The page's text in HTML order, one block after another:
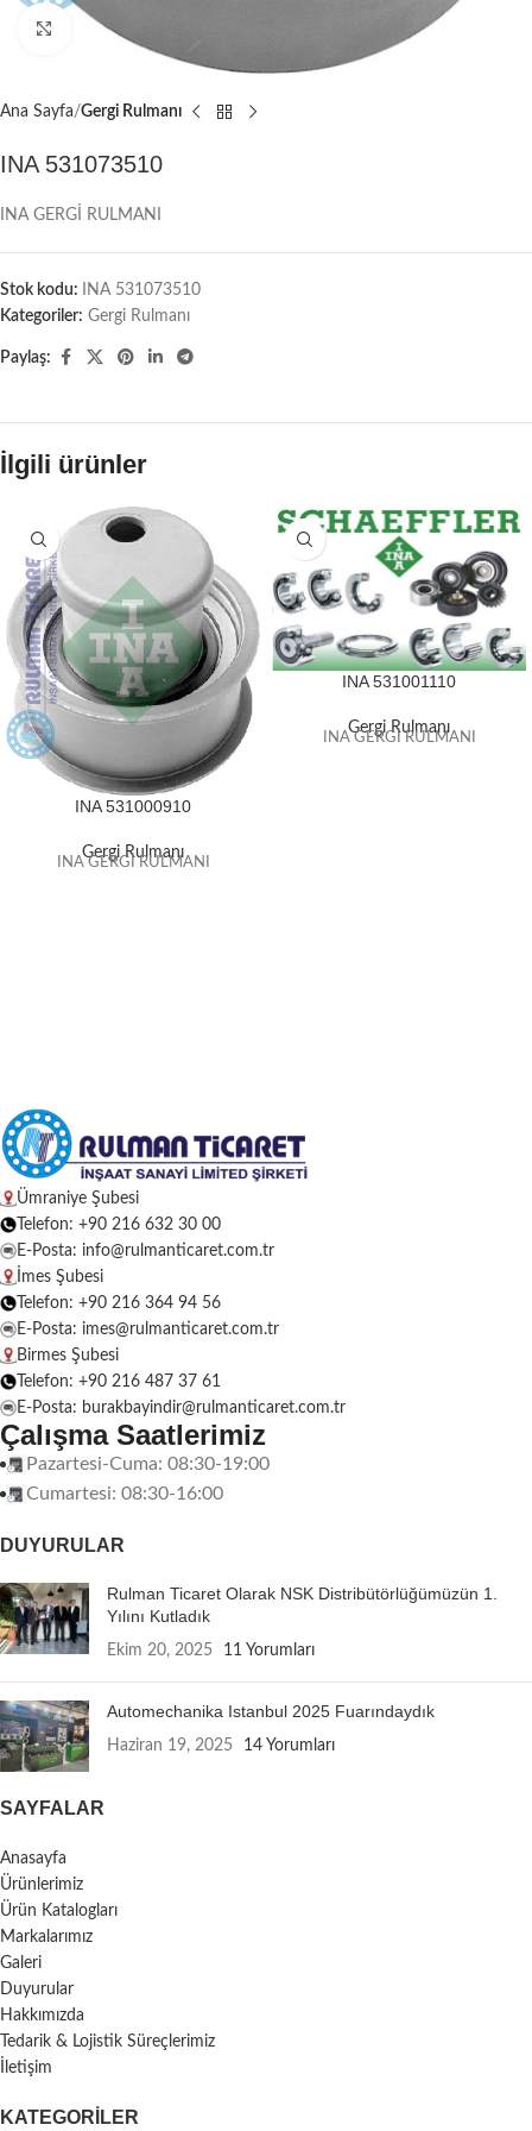
Büyütmek için tıklayın
Ana Sayfa Gergi Rulmanı
INA 531073510
INA GERGİ RULMANI
Stok kodu:
INA 531073510
Kategoriler: Gergi Rulmanı
Paylaş:
İlgili ürünler
INA 531000910
Gergi Rulmanı
INA GERGİ RULMANI
INA 531001110
Gergi Rulmanı
INA GERGİ RULMANI
Ümraniye Şubesi
Telefon: +90 216 632 30 00
E-Posta: info@rulmanticaret.com.tr
İmes Şubesi
Telefon: +90 216 364 94 56
E-Posta: imes@rulmanticaret.com.tr
Birmes Şubesi
Telefon: +90 216 487 37 61
E-Posta: burakbayindir@rulmanticaret.com.tr
Çalışma Saatlerimiz
Pazartesi-Cuma: 08:30-19:00
Cumartesi: 08:30-16:00
DUYURULAR
Rulman Ticaret Olarak NSK Distribütörlüğümüzün 1.
Yılını Kutladık
Ekim 20, 2025 11 Yorumları
Automechanika Istanbul 2025 Fuarındaydık
Haziran 19, 2025 14 Yorumları
SAYFALAR
Anasayfa
Ürünlerimiz
Ürün Katalogları
Markalarımız
Galeri
Duyurular
Hakkımızda
Tedarik & Lojistik Süreçlerimiz
İletişim
KATEGORILER